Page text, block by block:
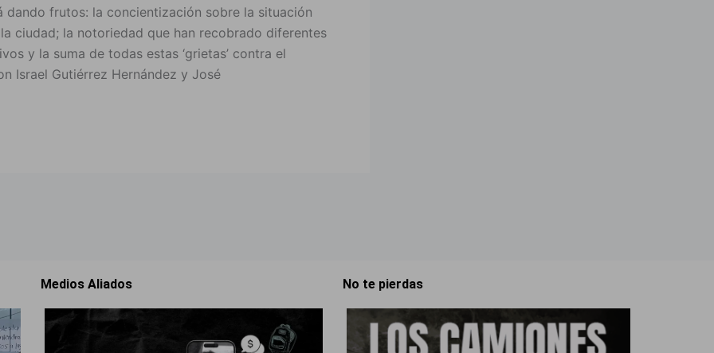
dando frutos: la concientización sobre la situación
ciudad; la notoriedad que han recobrado diferentes
y la suma de todas estas ‘grietas’ contra el
Israel Gutiérrez Hernández y José
Medios Aliados No te pierdas